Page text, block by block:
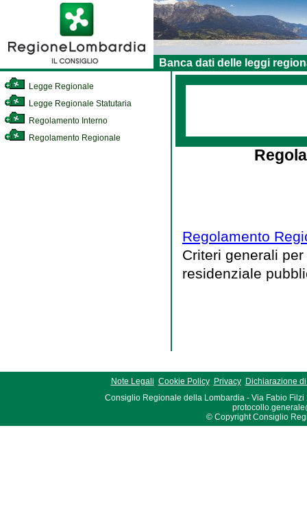
Banca dati delle leggi
Legge Regionale
Legge Regionale Statutaria
Regolamento Interno
Regolamento Regionale
Regolamento
Criteri generali
residenziale
Note Legali Cookie Policy Privacy
Dichiarazione
Consiglio Regionale della Lombardia - Via Fabio Filzi
© Copyright Consiglio